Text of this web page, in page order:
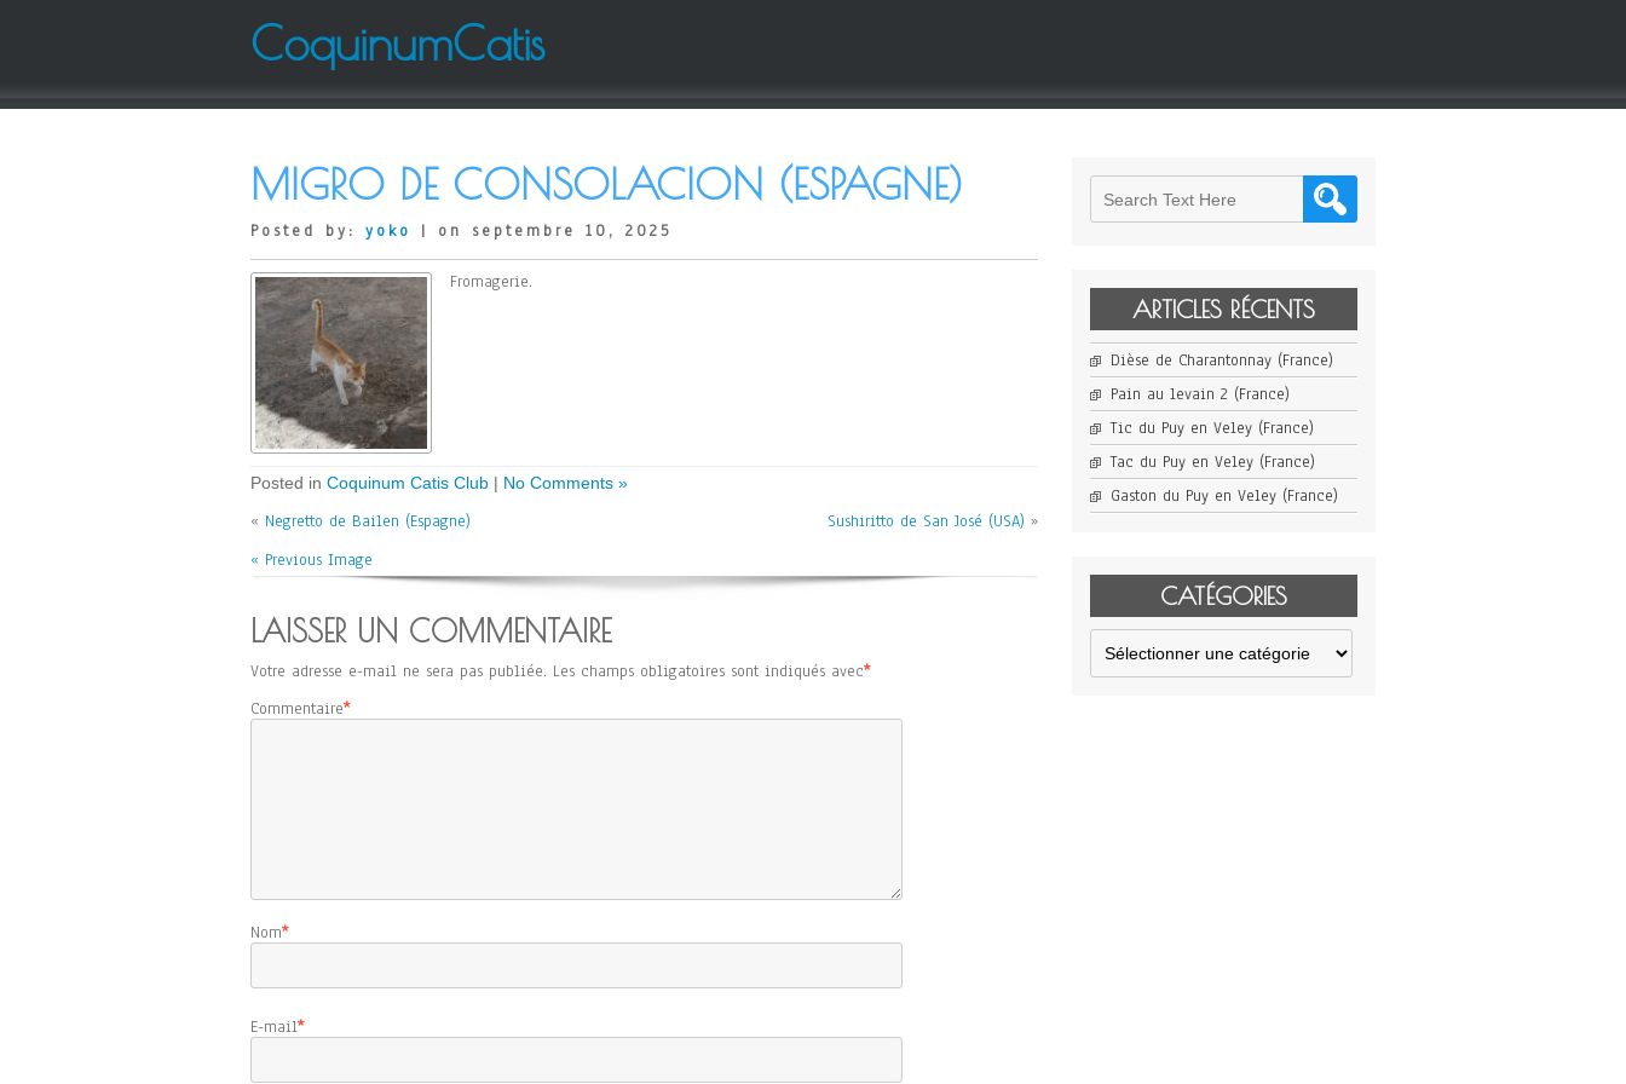
CoquinumCatis
MIGRO DE CONSOLACION (ESPAGNE)
Posted by: yoko | on septembre 10, 2025
Fromagerie.
Posted in Coquinum Catis Club | No Comments »
« Negretto de Bailen (Espagne) Sushiritto de San José (USA) »
« Previous Image
LAISSER UN COMMENTAIRE
Votre adresse e-mail ne sera pas publiée. Les champs obligatoires sont indiqués avec*
Commentaire*
Nom*
E-mail*
ARTICLES RÉCENTS
Dièse de Charantonnay (France)
Pain au levain 2 (France)
Tic du Puy en Veley (France)
Tac du Puy en Veley (France)
Gaston du Puy en Veley (France)
CATÉGORIES
Catégories